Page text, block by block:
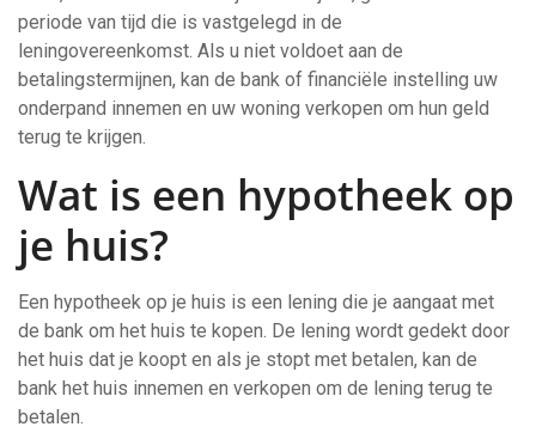
periode van tijd die is vastgelegd in de
leningovereenkomst. Als u niet voldoet aan de
betalingstermijnen, kan de bank of financiële instelling uw
onderpand innemen en uw woning verkopen om hun geld
terug te krijgen.
Wat is een hypotheek op
je huis?
Een hypotheek op je huis is een lening die je aangaat met
de bank om het huis te kopen. De lening wordt gedekt door
het huis dat je koopt en als je stopt met betalen, kan de
bank het huis innemen en verkopen om de lening terug te
betalen.